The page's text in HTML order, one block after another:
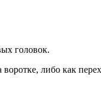
головок.
либо как